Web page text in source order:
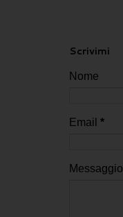
Scrivimi
Nome
Email *
Messaggio